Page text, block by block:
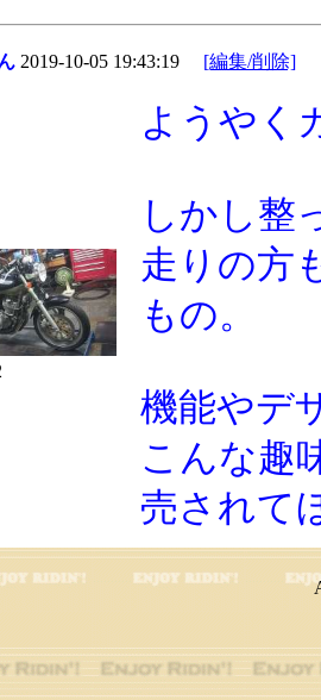
2019-10-05 19:43:19 [編集/削除]
ようやく
しかし整
走りの方
もの。
機能やデ
こんな趣
売されて